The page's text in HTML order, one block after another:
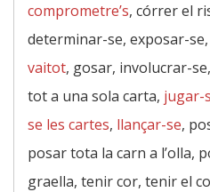
comprometre’s, córrer el
determinar-se, exposar-se,
vaitot, gosar, involucrar-
tot a una sola carta, jugar-
se les cartes, llançar-se,
posar tota la carn a l’olla,
graella, tenir cor, tenir el